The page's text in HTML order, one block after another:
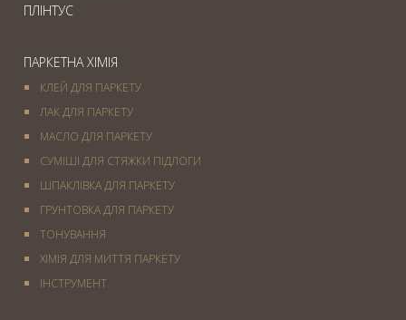
ПЛІНТУС
ПАРКЕТНА ХІМІЯ
КЛЕЙ ДЛЯ ПАРКЕТУ
ЛАК ДЛЯ ПАРКЕТУ
МАСЛО ДЛЯ ПАРКЕТУ
СУМІШІ ДЛЯ СТЯЖКИ ПІДЛОГИ
ШПАКЛІВКА ДЛЯ ПАРКЕТУ
ГРУНТОВКА ДЛЯ ПАРКЕТУ
ТОНУВАННЯ
ХІМІЯ ДЛЯ МИТТЯ ПАРКЕТУ
IНСТРУМЕНТ